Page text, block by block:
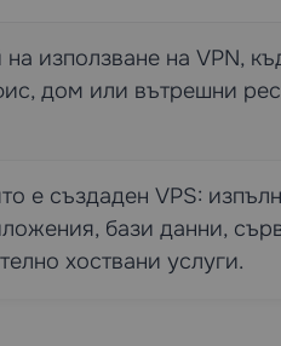
използване на VPN,
дом или вътрешни
е създаден VPS:
бази данни,
хоствани услуги.